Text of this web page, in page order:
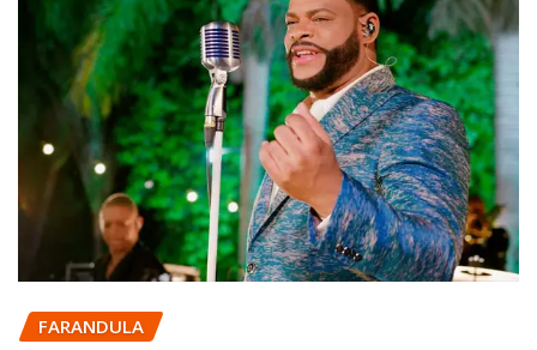
FARANDULA